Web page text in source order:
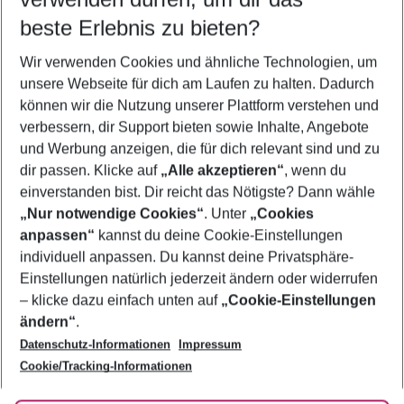
5-8 Nächte
2 Erwachsene Keine Kinder
Mehr Filter anzeigen
Footer
Footer navigation
Über uns
AGB
Bestpreisgarantie
Cookie-Einstellungen ändern
Cookie-Richtlinie
Agenturbetreuung
Barrierefreies Reisen
Folge uns
beste Erlebnis zu bieten?
Wir verwenden Cookies und ähnliche Technologien, um
unsere Webseite für dich am Laufen zu halten. Dadurch
können wir die Nutzung unserer Plattform verstehen und
verbessern, dir Support bieten sowie Inhalte, Angebote
und Werbung anzeigen, die für dich relevant sind und zu
dir passen. Klicke auf „Alle akzeptieren“, wenn du
einverstanden bist. Dir reicht das Nötigste? Dann wähle
„Nur notwendige Cookies“. Unter „Cookies
anpassen“ kannst du deine Cookie-Einstellungen
individuell anpassen. Du kannst deine Privatsphäre-
Einstellungen natürlich jederzeit ändern oder widerrufen
– klicke dazu einfach unten auf „Cookie-Einstellungen
ändern“.
Datenschutz-Informationen
Impressum
Cookie/Tracking-Informationen